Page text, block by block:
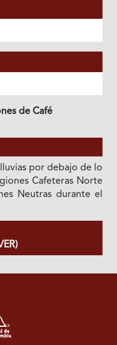
de Café
por debajo de lo
Cafeteras Norte
Neutras durante el